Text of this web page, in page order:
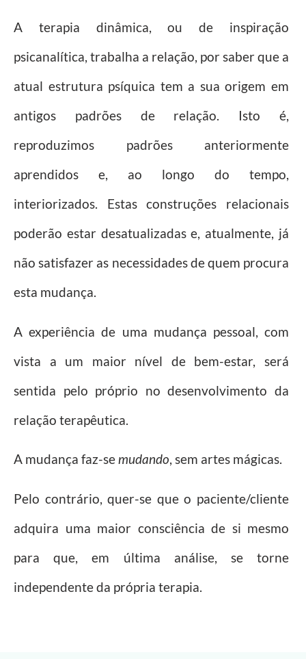
A terapia dinâmica, ou de inspiração
psicanalítica, trabalha a relação, por saber que a
atual estrutura psíquica tem a sua origem em
antigos padrões de relação. Isto é,
reproduzimos padrões anteriormente
aprendidos e, ao longo do tempo,
interiorizados. Estas construções relacionais
poderão estar desatualizadas e, atualmente, já
não satisfazer as necessidades de quem procura
esta mudança.
A experiência de uma mudança pessoal, com
vista a um maior nível de bem-estar, será
sentida pelo próprio no desenvolvimento da
relação terapêutica.
A mudança faz-semudando, sem artes mágicas.
Pelo contrário, quer-se que o paciente/cliente
adquira uma maior consciência de si mesmo
para que, em última análise, se torne
independente da própria terapia.